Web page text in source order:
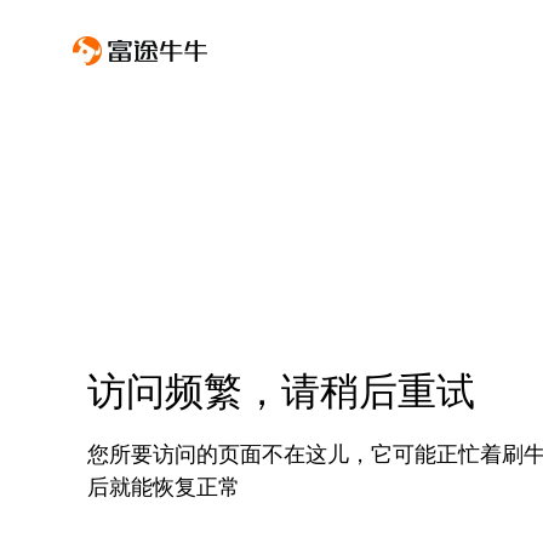
访问频繁，请稍后重试
您所要访问的页面不在这儿，它可能正忙着刷
后就能恢复正常